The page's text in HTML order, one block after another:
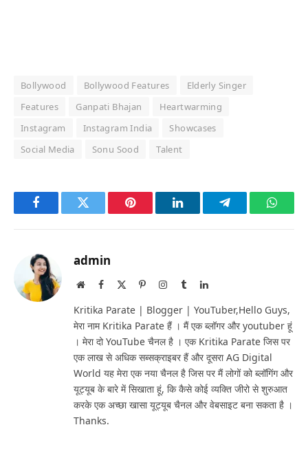
Bollywood Bollywood Features
Elderly Singer
Features
Ganpati Bhajan
Heartwarming
Instagram
Instagram India
Showcases
Social Media
Sonu Sood Talent
FacebookTwitter Pinterest LinkedInTelegram
admin
WebsiteFacebook PinterestInstagram
TumblrLinkedIn
Kritika Parate | Blogger | YouTuber,Hello Guys,
मेरा नाम Kritika Parate हैं । मैं एक ब्लॉगर और youtuber हूं
। मेरा दो YouTube चैनल है । एक Kritika Parate जिस पर
एक लाख से अधिक सब्सक्राइबर हैं और दूसरा AG Digital
World यह मेरा एक नया चैनल है जिस पर मैं लोगों को ब्लॉगिंग और
यूट्यूब के बारे में सिखाता हूं, कि कैसे कोई व्यक्ति जीरो से शुरुआत
करके एक अच्छा खासा यूट्यूब चैनल और वेबसाइट बना सकता है ।
Thanks.